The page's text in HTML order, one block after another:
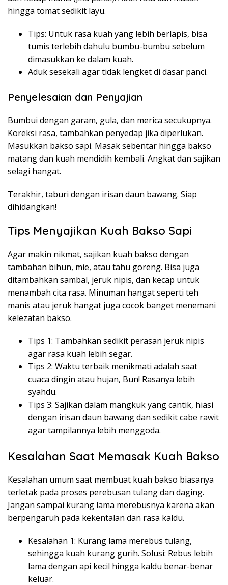
hingga tomat sedikit layu.
Tips: Untuk rasa kuah yang lebih berlapis, bisa
tumis terlebih dahulu bumbu-bumbu sebelum
dimasukkan ke dalam kuah.
Aduk sesekali agar tidak lengket di dasar panci.
Penyelesaian dan Penyajian
Bumbui dengan garam, gula, dan merica secukupnya.
Koreksi rasa, tambahkan penyedap jika diperlukan.
Masukkan bakso sapi. Masak sebentar hingga bakso
matang dan kuah mendidih kembali. Angkat dan sajikan
selagi hangat.
Terakhir, taburi dengan irisan daun bawang. Siap
dihidangkan!
Tips Menyajikan Kuah Bakso Sapi
Agar makin nikmat, sajikan kuah bakso dengan
tambahan bihun, mie, atau tahu goreng. Bisa juga
ditambahkan sambal, jeruk nipis, dan kecap untuk
menambah cita rasa. Minuman hangat seperti teh
manis atau jeruk hangat juga cocok banget menemani
kelezatan bakso.
Tips 1: Tambahkan sedikit perasan jeruk nipis
agar rasa kuah lebih segar.
Tips 2: Waktu terbaik menikmati adalah saat
cuaca dingin atau hujan, Bun! Rasanya lebih
syahdu.
Tips 3: Sajikan dalam mangkuk yang cantik, hiasi
dengan irisan daun bawang dan sedikit cabe rawit
agar tampilannya lebih menggoda.
Kesalahan Saat Memasak Kuah Bakso
Kesalahan umum saat membuat kuah bakso biasanya
terletak pada proses perebusan tulang dan daging.
Jangan sampai kurang lama merebusnya karena akan
berpengaruh pada kekentalan dan rasa kaldu.
Kesalahan 1: Kurang lama merebus tulang,
sehingga kuah kurang gurih. Solusi: Rebus lebih
lama dengan api kecil hingga kaldu benar-benar
keluar.